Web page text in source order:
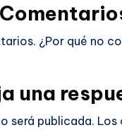
¿Por qué no
una
será publicada. Los